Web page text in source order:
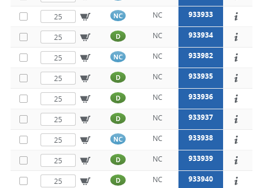
NC NC 933933
D NC 933934
NC NC 933982
D NC 933935
D NC 933936
D NC 933937
NC NC 933938
D NC 933939
D NC 933940